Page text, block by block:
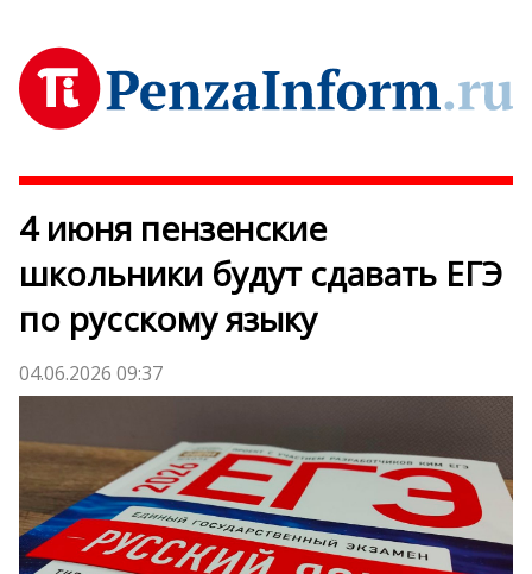
4 июня пензенские
школьники будут сдавать ЕГЭ
по русскому языку
04.06.2026 09:37